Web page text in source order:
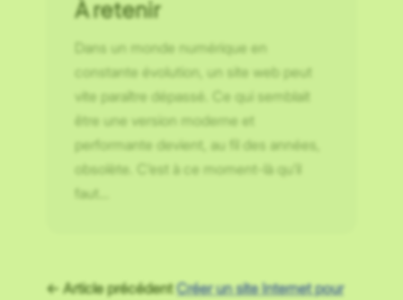
À retenir
Dans un monde numérique en
constante évolution, un site web peut
vite paraître dépassé. Ce qui semblait
être une version moderne et
performante devient, au fil des années,
obsolète. C’est à ce moment-là qu’il
faut…
← Article précédent Créer un site Internet pour